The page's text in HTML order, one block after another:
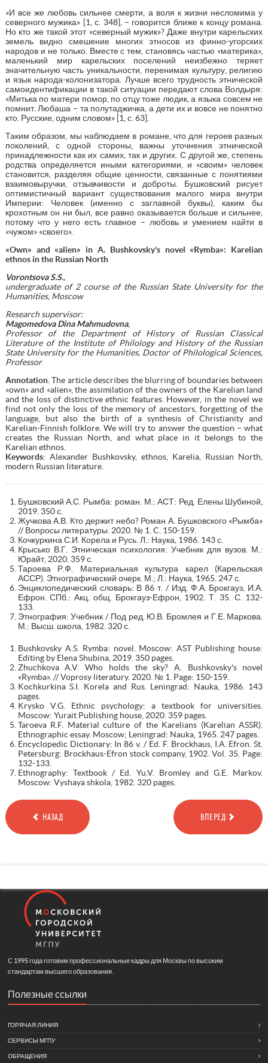
«И все же любовь сильнее смерти, а воля к жизни несломима у
северного мужика» [1, с. 348], – говорится ближе к концу романа.
Но кто же такой этот «северный мужик»? Даже внутри карельских
земель видно смешение многих этносов из финно-угорских
народов и не только. Вместе с тем, становясь частью «материка»,
маленький мир карельских поселений неизбежно теряет
значительную часть уникальности, перенимая культуру, религию
и язык народа-колонизатора. Лучше всего трудность этнической
самоидентификации в такой ситуации передают слова Волдыря:
«Митька по матери помор, по отцу тоже людик, а языка совсем не
помнит. Любаша – та полутаджичка, а дети их и вовсе не понятно
кто. Русские, одним словом» [1, с. 63].
Таким образом, мы наблюдаем в романе, что для героев разных
поколений, с одной стороны, важны уточнения этнической
принадлежности как их самих, так и других. С другой же, степень
родства определяется иными категориями, и «своим» человек
становится, разделяя общие ценности, связанные с понятиями
взаимовыручки, отзывчивости и доброты. Бушковский рисует
оптимистичный вариант существования малого мира внутри
Империи: Человек (именно с заглавной буквы), каким бы
крохотным он ни был, все равно оказывается больше и сильнее,
потому что у него есть главное – любовь и умением найти в
«чужом» «своего».
«Own» and «alien» in A. Bushkovsky's novel «Rymba»: Karelian
ethnos in the Russian North
Vorontsova S.S.,
undergraduate of 2 course of the Russian State University for the
Humanities, Moscow
Research supervisor:
Magomedova Dina Mahmudovna,
Professor of the Department of History of Russian Classical
Literature of the Institute of Philology and History of the Russian
State University for the Humanities, Doctor of Philological Sciences,
Professor
Аnnotation. The article describes the blurring of boundaries between
«own» and «alien», the assimilation of the owners of the Karelian land
and the loss of distinctive ethnic features. However, in the novel we
find not only the loss of the memory of ancestors, forgetting of the
language, but also the birth of a synthesis of Christianity and
Karelian-Finnish folklore. We will try to answer the question – what
creates the Russian North, and what place in it belongs to the
Karelian ethnos.
Keywords: Alexander Bushkovsky, ethnos, Karelia, Russian North,
modern Russian literature.
Бушковский А.С. Рымба: роман. М.: АСТ: Ред. Елены Шубиной,
2019. 350 с.
Жучкова А.В. Кто держит небо? Роман А. Бушковского «Рымба»
// Вопросы литературы. 2020. № 1. C. 150-159.
Кочкуркина С.И. Корела и Русь. Л.: Наука, 1986. 143 с.
Крысько В.Г. Этническая психология: Учебник для вузов. М.:
Юрайт, 2020. 359 с.
Тароева Р.Ф. Материальная культура карел (Карельская
АССР). Этнографический очерк. М.; Л.: Наука, 1965. 247 с.
Энциклопедический словарь: В 86 т. / Изд. Ф.А. Брокгауз, И.А.
Ефрон. СПб.: Акц. общ. Брокгауз-Ефрон, 1902. Т. 35. С. 132-
133.
Этнография: Учебник / Под ред. Ю.В. Бромлея и Г.Е. Маркова.
М.: Высш. школа, 1982. 320 с.
Bushkovsky A.S. Rymba: novel. Moscow: AST Publishing house:
Editing by Elena Shubina, 2019. 350 pages.
Zhuchkova A.V. Who holds the sky? A. Bushkovsky's novel
«Rymba». // Voprosy literatury. 2020. № 1. Page: 150-159.
Kochkurkina S.I. Korela and Rus. Leningrad: Nauka, 1986. 143
pages.
Krysko V.G. Ethnic psychology: a textbook for universities.
Moscow: Yurait Publishing house, 2020. 359 pages.
Taroeva R.F. Material culture of the Karelians (Karelian ASSR).
Ethnographic essay. Moscow; Leningrad: Nauka, 1965. 247 pages.
Encyclopedic Dictionary: In 86 v. / Ed. F. Brockhaus, I.A. Efron. St.
Petersburg: Brockhaus-Efron stock company, 1902. Vol. 35. Page:
132-133.
Ethnography: Textbook / Ed. Yu.V. Bromley and G.E. Markov.
Moscow: Vyshaya shkola, 1982. 320 pages.
НАЗАД ВПЕРЕД
С 1995 года готовим профессиональные кадры для Москвы по высоким
стандартам высшего образования.
Полезные ссылки
ГОРЯЧАЯ ЛИНИЯ
СЕРВИСЫ МГПУ
ОБРАЩЕНИЯ